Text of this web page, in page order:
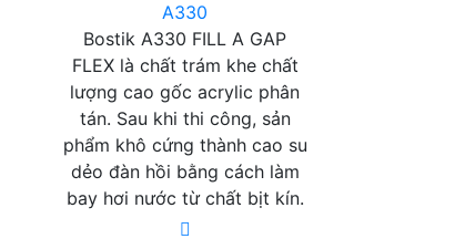
A330
Bostik A330 FILL A GAP
FLEX là chất trám khe chất
lượng cao gốc acrylic phân
tán. Sau khi thi công, sản
phẩm khô cứng thành cao su
dẻo đàn hồi bằng cách làm
bay hơi nước từ chất bịt kín.